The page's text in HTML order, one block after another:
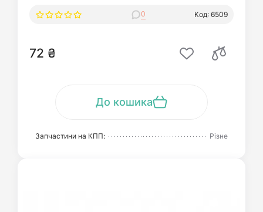
0 Код: 6509
72 ₴
До кошика
Запчастини на КПП: Різне